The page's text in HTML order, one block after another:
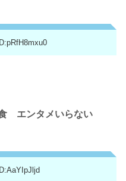
ID:pRfH8mxu0
エンタメいらない